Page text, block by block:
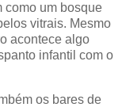
como um bosque
vitrais. Mesmo
acontece algo
infantil com o
os bares de